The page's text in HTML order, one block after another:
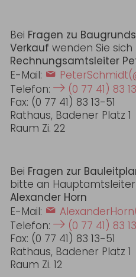
Bei Fragen zu
Verkauf wenden Sie
Rechnungsamtsleiter
E-Mail:
Telefon:
(0 77 41) 83
Fax: (0 77 41) 83 13-51
Rathaus, Badener Platz 1
Raum Zi. 22
Bei Fragen zur
bitte an Hauptamtsleiter
Alexander Horn
E-Mail:
Telefon:
(0 77 41) 83
Fax: (0 77 41) 83 13-51
Rathaus, Badener Platz 1
Raum Zi. 12